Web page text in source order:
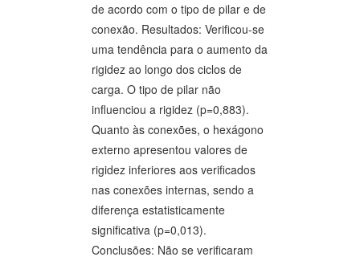
de acordo com o tipo de pilar e de
conexão. Resultados: Verificou-se
uma tendência para o aumento da
rigidez ao longo dos ciclos de
carga. O tipo de pilar não
influenciou a rigidez (p=0,883).
Quanto às conexões, o hexágono
externo apresentou valores de
rigidez inferiores aos verificados
nas conexões internas, sendo a
diferença estatisticamente
significativa (p=0,013).
Conclusões: Não se verificaram